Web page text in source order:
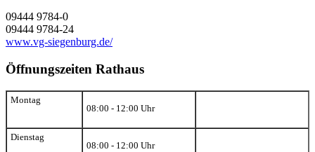
09444 9784-0
09444 9784-24
www.vg-siegenburg.de/
Öffnungszeiten Rathaus
Montag
08:00 - 12:00 Uhr
Dienstag
08:00 - 12:00 Uhr